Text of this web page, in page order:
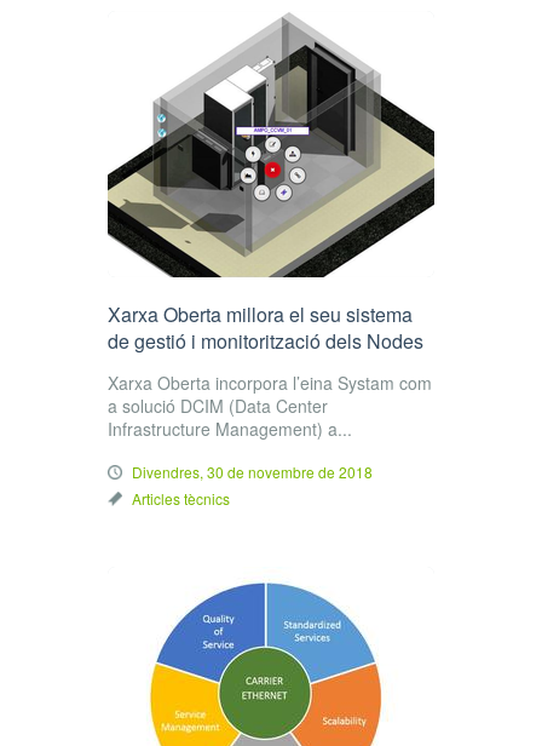
Xarxa Oberta millora el seu sistema
de gestió i monitorització dels Nodes
Xarxa Oberta incorpora l’eina Systam com
a solució DCIM (Data Center
Infrastructure Management) a...
Divendres, 30 de novembre de 2018
Articles tècnics